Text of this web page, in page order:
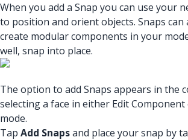
When you add a Snap you can use your
to position and orient objects. Snaps can
create modular components in your
well, snap into place.
The option to add Snaps appears in the
selecting a face in either Edit
mode.
Tap Add Snapsand place your snap by